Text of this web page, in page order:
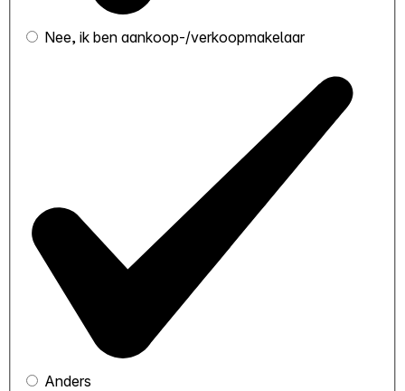
Nee, ik ben aankoop-/verkoopmakelaar
Anders